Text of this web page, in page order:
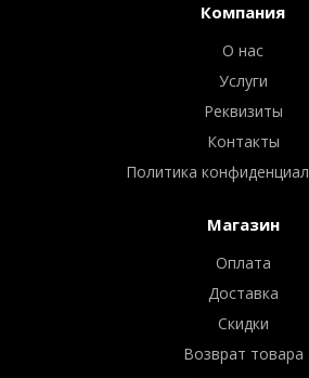
Компания
О нас
Услуги
Реквизиты
Контакты
Политика
Магазин
Оплата
Доставка
Скидки
Возврат товара